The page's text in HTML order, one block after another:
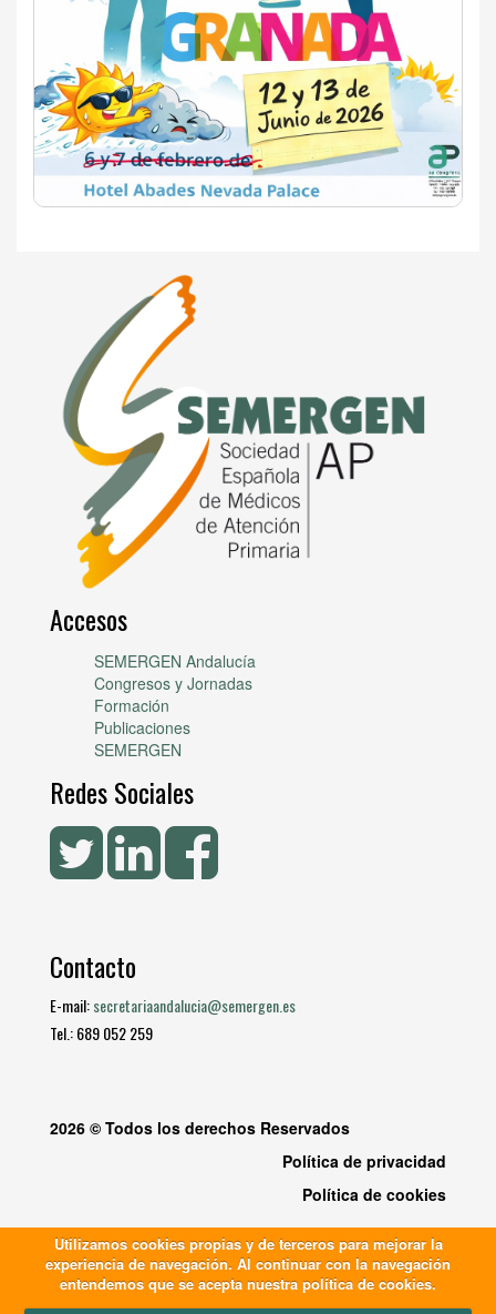
Accesos
SEMERGEN Andalucía
Congresos y Jornadas
Formación
Publicaciones
SEMERGEN
Redes Sociales
Contacto
E-mail:secretariaandalucia@semergen.es
Tel.: 689 052 259
2026 © Todos los derechos Reservados
Política de privacidad
Política de cookies
Utilizamos cookies propias y de terceros para mejorar la
experiencia de navegación. Al continuar con la navegación
entendemos que se acepta nuestra política de cookies.